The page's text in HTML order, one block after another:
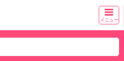
メニュー